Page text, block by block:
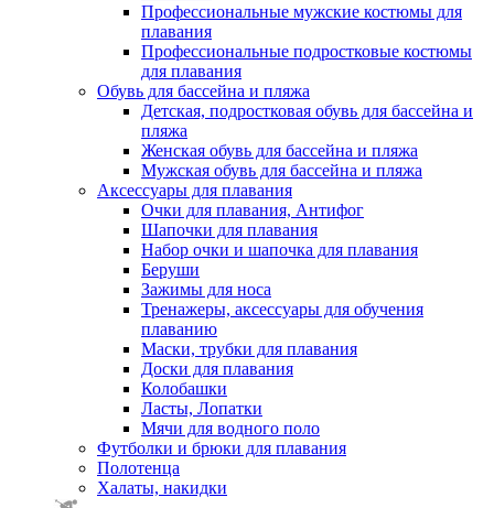
Профессиональные мужские костюмы для
плавания
Профессиональные подростковые костюмы
для плавания
Обувь для бассейна и пляжа
Детская, подростковая обувь для бассейна и
пляжа
Женская обувь для бассейна и пляжа
Мужская обувь для бассейна и пляжа
Аксессуары для плавания
Очки для плавания, Антифог
Шапочки для плавания
Набор очки и шапочка для плавания
Беруши
Зажимы для носа
Тренажеры, аксессуары для обучения
плаванию
Маски, трубки для плавания
Доски для плавания
Колобашки
Ласты, Лопатки
Мячи для водного поло
Футболки и брюки для плавания
Полотенца
Халаты, накидки